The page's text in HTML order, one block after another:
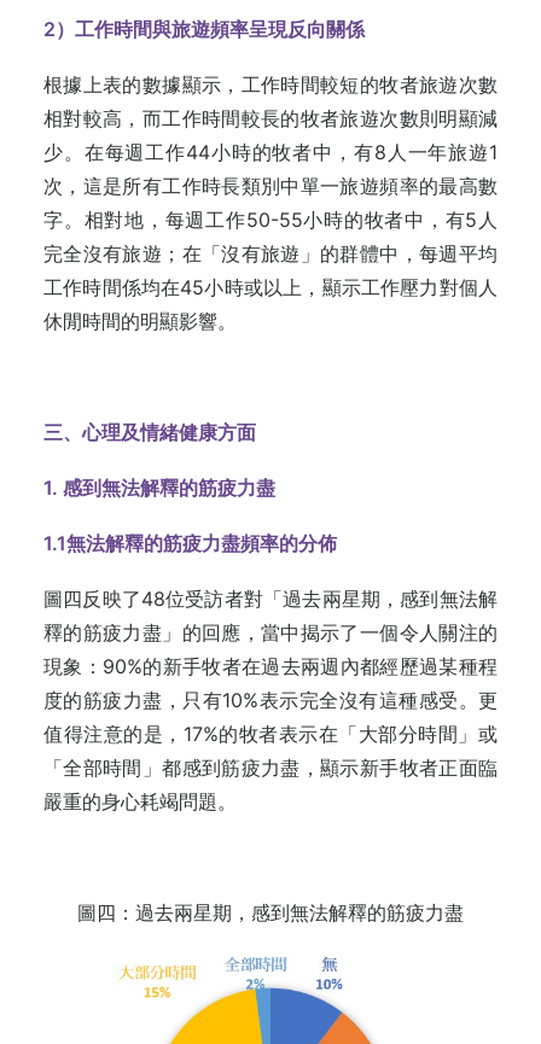
2）工作時間與旅遊頻率呈現反向關係
根據上表的數據顯示，工作時間較短的牧者旅遊次數
相對較高，而工作時間較長的牧者旅遊次數則明顯減
少。在每週工作44小時的牧者中，有8人一年旅遊1
次，這是所有工作時長類別中單一旅遊頻率的最高數
字。相對地，每週工作50-55小時的牧者中，有5人
完全沒有旅遊；在「沒有旅遊」的群體中，每週平均
工作時間係均在45小時或以上，顯示工作壓力對個人
休閒時間的明顯影響。
三、心理及情緒健康方面
1. 感到無法解釋的筋疲力盡
1.1無法解釋的筋疲力盡頻率的分佈
圖四反映了48位受訪者對「過去兩星期，感到無法解
釋的筋疲力盡」的回應，當中揭示了一個令人關注的
現象：90%的新手牧者在過去兩週內都經歷過某種程
度的筋疲力盡，只有10%表示完全沒有這種感受。更
值得注意的是，17%的牧者表示在「大部分時間」或
「全部時間」都感到筋疲力盡，顯示新手牧者正面臨
嚴重的身心耗竭問題。
圖四：過去兩星期，感到無法解釋的筋疲力盡